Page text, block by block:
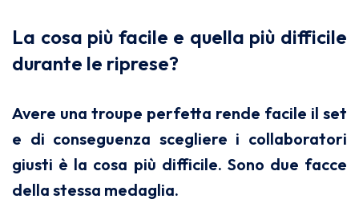
La cosa più facile e quella più difficile
durante le riprese?
Avere una troupe perfetta rende facile il set
e di conseguenza scegliere i collaboratori
giusti è la cosa più difficile. Sono due facce
della stessa medaglia.